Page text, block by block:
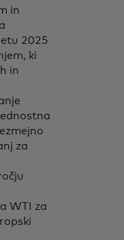
in
2025
ki
in
za
WTI za